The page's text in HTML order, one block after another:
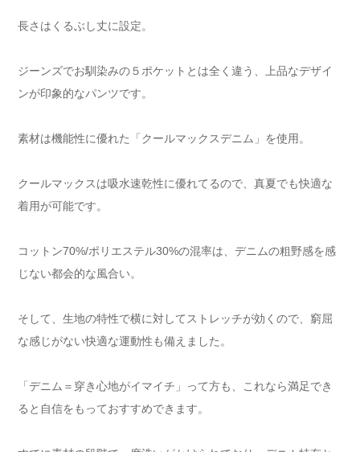
長さはくるぶし丈に設定。
ジーンズでお馴染みの５ポケットとは全く違う、上品なデザイ
ンが印象的なパンツです。
素材は機能性に優れた「クールマックスデニム」を使用。
クールマックスは吸水速乾性に優れてるので、真夏でも快適な
着用が可能です。
コットン70%/ポリエステル30%の混率は、デニムの粗野感を感
じない都会的な風合い。
そして、生地の特性で横に対してストレッチが効くので、窮屈
な感じがない快適な運動性も備えました。
「デニム＝穿き心地がイマイチ」って方も、これなら満足でき
ると自信をもっておすすめできます。